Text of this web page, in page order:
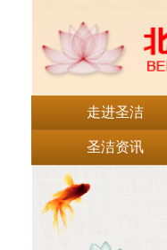
走进圣洁
圣洁资讯